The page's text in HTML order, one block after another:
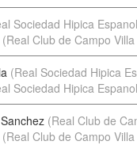
Sociedad Hipica
(Real Club de Campo
(Real Sociedad Hipica
Sociedad Hipica
(Real Club de
(Real Club de Campo